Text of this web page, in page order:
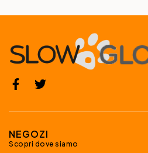
NEGOZI
Scopri dove siamo